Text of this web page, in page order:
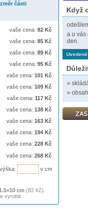
Když
a u vás
den.
»
»
části
vaše cena: 82 Kč
vaše cena: 85 Kč
vaše cena: 89 Kč
vaše cena: 95 Kč
vaše cena: 101 Kč
vaše cena: 109 Kč
vaše cena: 117 Kč
vaše cena: 138 Kč
vaše cena: 163 Kč
vaše cena: 194 Kč
vaše cena: 228 Kč
vaše cena: 268 Kč
v cm
cm (82 Kč).
vyrobit.